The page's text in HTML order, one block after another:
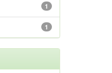
1
1